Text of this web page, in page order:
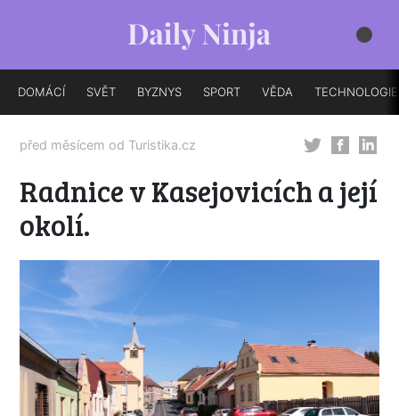
DOMÁCÍ SVĚT BYZNYS SPORT VĚDA TECHNOLOGIE
před měsícem od Turistika.cz
Radnice v Kasejovicích a její
okolí.